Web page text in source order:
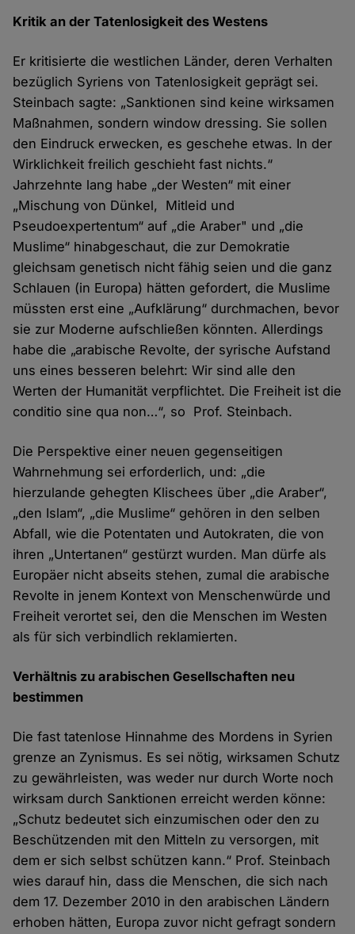
Kritik an der Tatenlos​igkeit des Westens
Er kritisierte die westlichen Länder, deren Verhalten
bezüglich Syriens von Tatenlosigkeit geprägt sei.
Steinbach sagte: „Sanktionen sind keine wirksamen
Maßnahmen, sondern window dressing. Sie sollen
den Eindruck erwecken, es geschehe etwas. In der
Wirklichkeit freilich geschieht fast nichts.“
Jahrzehnte lang habe „der Westen“ mit einer
„Mischung von Dünkel, Mitleid und
Pseudoexpertentum“ auf „die Araber" und „die
Muslime“ hinabgeschaut, die zur Demokratie
gleichsam genetisch nicht fähig seien und die ganz
Schlauen (in Europa) hätten gefordert, die Muslime
müssten erst eine „Aufklärung“ durchmachen, bevor
sie zur Moderne aufschließen könnten. Allerdings
habe die „arabische Revolte, der syrische Aufstand
uns eines besseren belehrt: Wir sind alle den
Werten der Humanität verpflichtet. Die Freiheit ist die
conditio sine qua non…“, so Prof. Steinbach.
Die Perspektive einer neuen gegenseitigen
Wahrnehmung sei erforderlich, und: „die
hierzulande gehegten Klischees über „die Araber“,
„den Islam“, „die Muslime“ gehören in den selben
Abfall, wie die Potentaten und Autokraten, die von
ihren „Untertanen“ gestürzt wurden. Man dürfe als
Europäer nicht abseits stehen, zumal die arabische
Revolte in jenem Kontext von Menschenwürde und
Freiheit verortet sei, den die Menschen im Westen
als für sich verbindlich reklamierten.
Verh​ältnis zu arabischen Gesellschaften neu
bestimmen
Die fast tatenlose Hinnahme des Mordens in Syrien
grenze an Zynismus. Es sei nötig, wirksamen Schutz
zu gewährleisten, was weder nur durch Worte noch
wirksam durch Sanktionen erreicht werden könne:
„Schutz bedeutet sich einzumischen oder den zu
Beschützenden mit den Mitteln zu versorgen, mit
dem er sich selbst schützen kann.“ Prof. Steinbach
wies darauf hin, dass die Menschen, die sich nach
dem 17. Dezember 2010 in den arabischen Ländern
erhoben hätten, Europa zuvor nicht gefragt sondern